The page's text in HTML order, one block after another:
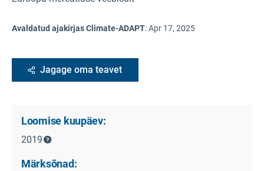
Avaldatud ajakirjas Climate-ADAPT:Apr 17, 2025
Jagage oma teavet
Loomise kuupäev:
2019
Märksõnad: